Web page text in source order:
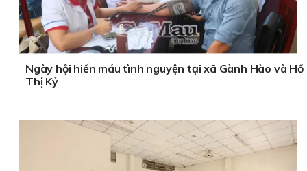
Ngày hội hiến máu tình nguyện tại xã Gành Hào và Hồ
Thị Kỷ